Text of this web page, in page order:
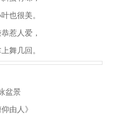
也很美。
惹人爱，
舞几回。
盆景
仰由人》